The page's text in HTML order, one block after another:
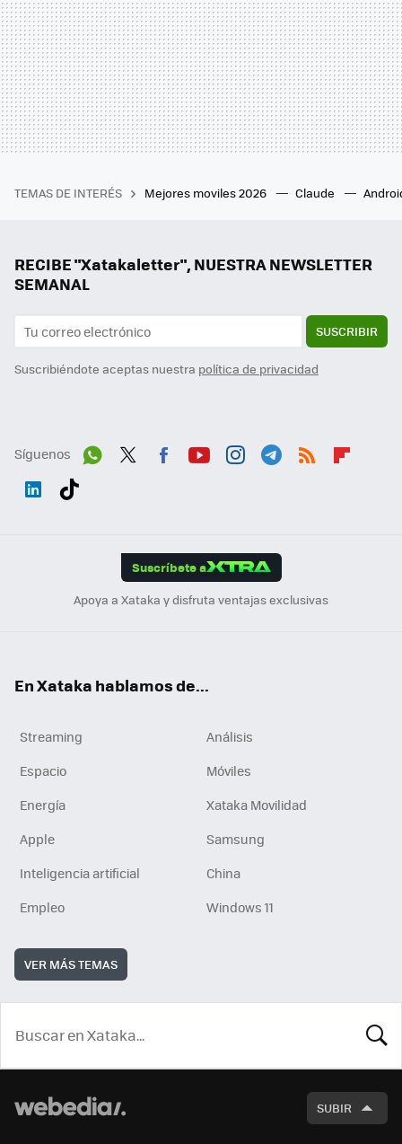
TEMAS DE INTERÉS Mejores moviles 2026 Claude
RECIBE "Xatakaletter", NUESTRA NEWSLETTER
SEMANAL
SUSCRIBIR
Suscribiéndote aceptas nuestra política de privacidad
Síguenos
Suscríbete a
Apoya a Xataka y disfruta ventajas exclusivas
En Xataka hablamos de...
Streaming
Análisis
Espacio
Móviles
Energía
Xataka Movilidad
Apple
Samsung
Inteligencia artificial
China
Empleo
Windows 11
VER MÁS TEMAS
SUBIR